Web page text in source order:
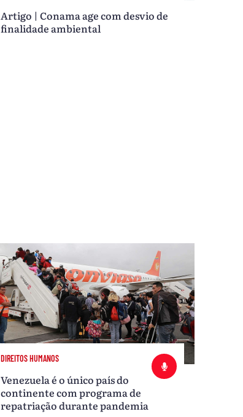
Artigo | Conama age com desvio de
finalidade ambiental
DIREITOS HUMANOS
Venezuela é o único país do
continente com programa de
repatriação durante pandemia